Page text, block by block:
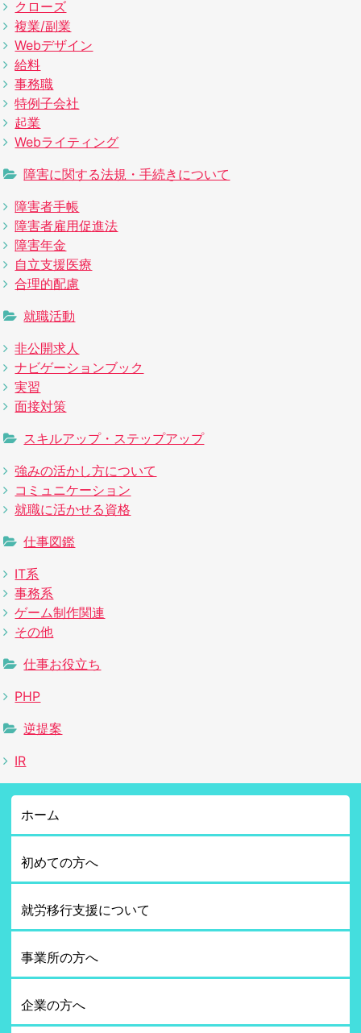
クローズ
複業/副業
Webデザイン
給料
事務職
特例子会社
起業
Webライティング
障害に関する法規・手続きについて
障害者手帳
障害者雇用促進法
障害年金
自立支援医療
合理的配慮
就職活動
非公開求人
ナビゲーションブック
実習
面接対策
スキルアップ・ステップアップ
強みの活かし方について
コミュニケーション
就職に活かせる資格
仕事図鑑
IT系
事務系
ゲーム制作関連
その他
仕事お役立ち
PHP
逆提案
IR
ホーム
初めての方へ
就労移行支援について
事業所の方へ
企業の方へ